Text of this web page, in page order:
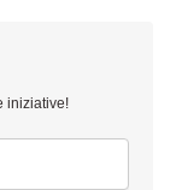
iniziative!